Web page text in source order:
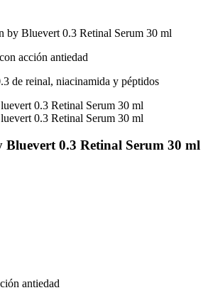
acción antiedad
de reinal, niacinamida y péptidos
Bluevert 0.3 Retinal Serum 30 ml
antiedad